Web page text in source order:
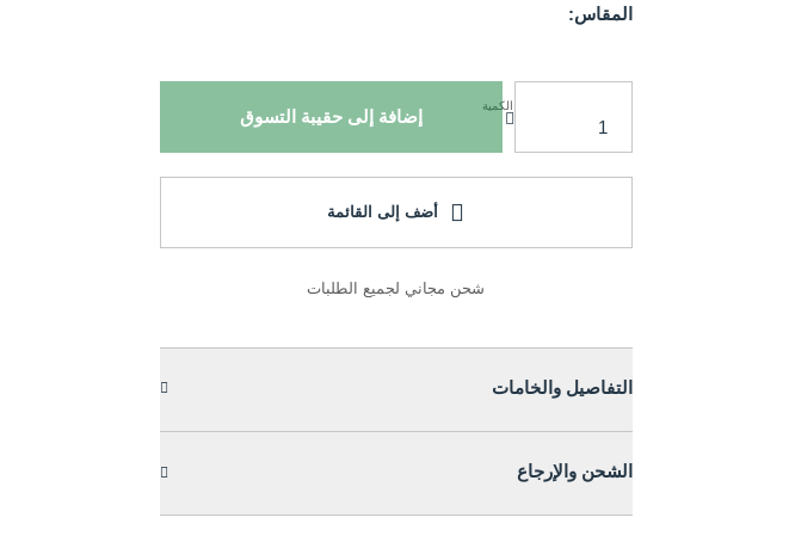
المقاس:
الكمية
إضافة إلى حقيبة التسوق
أضف إلى القائمة
شحن مجاني لجميع الطلبات
التفاصيل والخامات
الشحن والإرجاع